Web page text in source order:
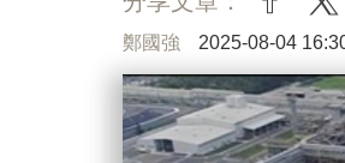
鄭國強 2025-08-04